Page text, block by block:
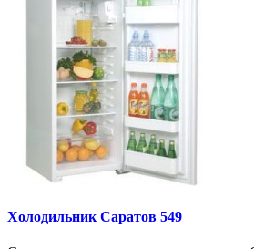
Холодильник Саратов 549